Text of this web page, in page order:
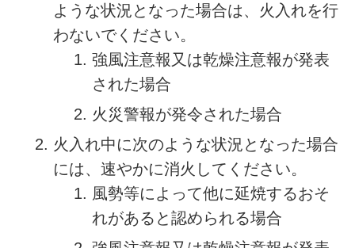
ような状況となった場合は、火入れを行
わないでください。
強風注意報又は乾燥注意報が発表
された場合
火災警報が発令された場合
火入れ中に次のような状況となった場合
には、速やかに消火してください。
風勢等によって他に延焼するおそ
れがあると認められる場合